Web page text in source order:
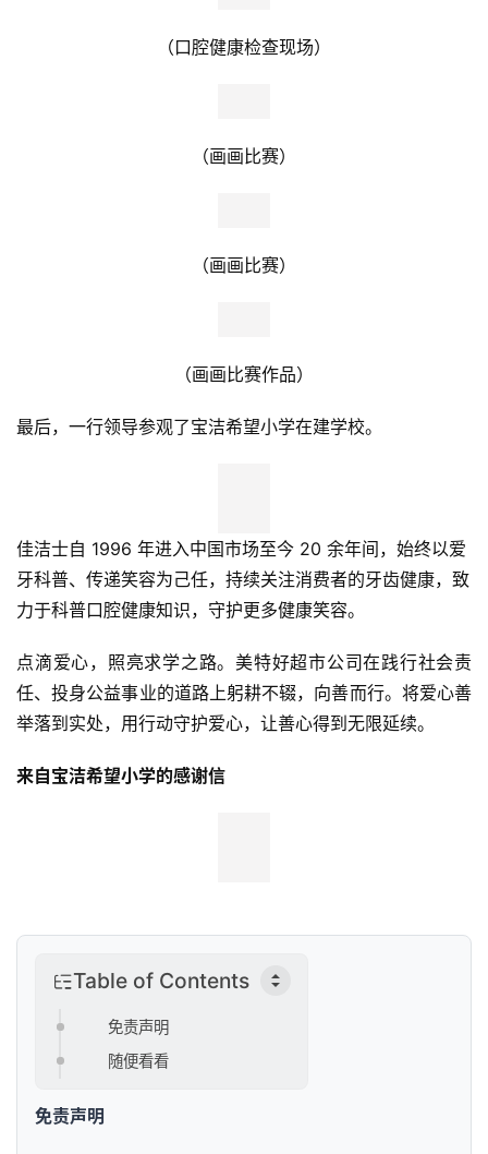
能
&
出
行
行
业
资
（口腔健康检查现场）
（画画比赛）
（画画比赛）
（画画比赛作品）
最后，一行领导参观了宝洁希望小学在建学校。
佳洁士自 1996 年进入中国市场至今 20 余年间，始终以爱
牙科普、传递笑容为己任，持续关注消费者的牙齿健康，致
力于科普口腔健康知识，守护更多健康笑容。
点滴爱心，照亮求学之路。美特好超市公司在践行社会责
任、投身公益事业的道路上躬耕不辍，向善而行。将爱心善
举落到实处，用行动守护爱心，让善心得到无限延续。
来自宝洁希望小学的感谢信
Table of Contents
免责声明
随便看看
免责声明